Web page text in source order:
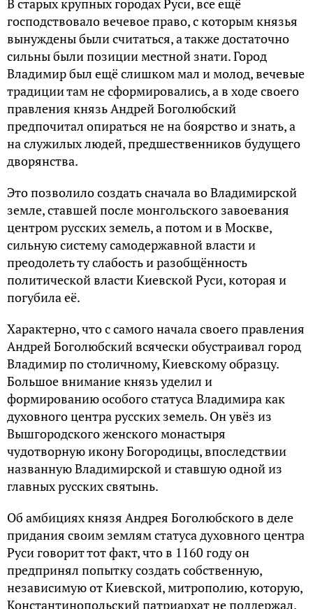
В старых крупных городах Руси, все ещё
господствовало вечевое право, с которым князья
вынуждены были считаться, а также достаточно
сильны были позиции местной знати. Город
Владимир был ещё слишком мал и молод, вечевые
традиции там не сформировались, а в ходе своего
правления князь Андрей Боголюбский
предпочитал опираться не на боярство и знать, а
на служилых людей, предшественников будущего
дворянства.
Это позволило создать сначала во Владимирской
земле, ставшей после монгольского завоевания
центром русских земель, а потом и в Москве,
сильную систему самодержавной власти и
преодолеть ту слабость и разобщённость
политической власти Киевской Руси, которая и
погубила её.
Характерно, что с самого начала своего правления
Андрей Боголюбский всячески обустраивал город
Владимир по столичному, Киевскому образцу.
Большое внимание князь уделил и
формированию особого статуса Владимира как
духовного центра русских земель. Он увёз из
Вышгородского женского монастыря
чудотворную икону Богородицы, впоследствии
названную Владимирской и ставшую одной из
главных русских святынь.
Об амбициях князя Андрея Боголюбского в деле
придания своим землям статуса духовного центра
Руси говорит тот факт, что в 1160 году он
предпринял попытку создать собственную,
независимую от Киевской, митрополию, которую,
Константинопольский патриархат не поддержал.